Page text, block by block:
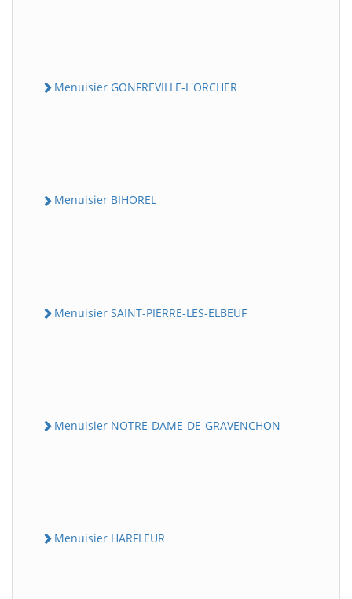
Menuisier GONFREVILLE-L'ORCHER
Menuisier BIHOREL
Menuisier SAINT-PIERRE-LES-ELBEUF
Menuisier NOTRE-DAME-DE-GRAVENCHON
Menuisier HARFLEUR